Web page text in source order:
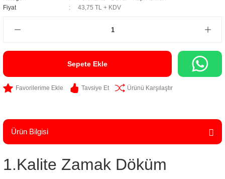
Fiyat
43,75 TL + KDV
Sepete Ekle
Tavsiye Et Ürünü Karşılaştır
Ürün Bilgisi
1.Kalite Zamak Döküm